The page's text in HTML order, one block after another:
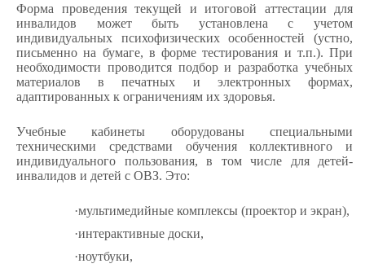
Форма проведения текущей и итоговой аттестации для
инвалидов может быть установлена с учетом
индивидуальных психофизических особенностей (устно,
письменно на бумаге, в форме тестирования и т.п.). При
необходимости проводится подбор и разработка учебных
материалов в печатных и электронных формах,
адаптированных к ограничениям их здоровья.
Учебные кабинеты оборудованы специальными
техническими средствами обучения коллективного и
индивидуального пользования, в том числе для детей-
инвалидов и детей с ОВЗ. Это:
·мультимедийные комплексы (проектор и экран),
·интерактивные доски,
·ноутбуки,